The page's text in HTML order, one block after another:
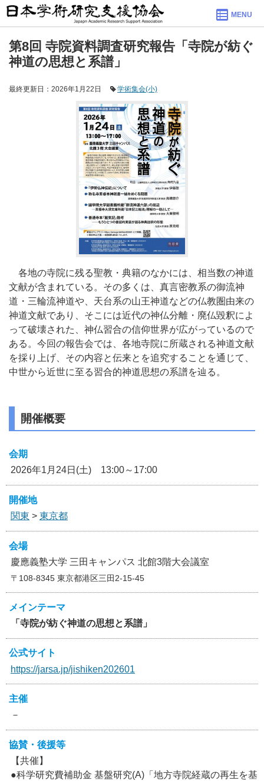
MENU
第8回 寺院資料調査研究報告「寺院が紡ぐ
神道の思想と系譜」
最終更新日：2026年1月22日 学術集会(小)
各地の寺院に残る聖教・典籍のなかには、相当数の神道
文献が含まれている。その多くは、真言密教系の御流神
道・三輪流神道や、天台系の山王神道などの仏教圏由来の
神道文献であり、そこには近代の神仏分離・廃仏毀釈によ
って破壊された、神仏習合の信仰世界が広がっているので
ある。今回の報告会では、各地寺院に所蔵される神道文献
を採り上げ、その内容と伝来とを追究することを通じて、
中世から近世に至る習合的神道思想の系譜を辿る。
開催概要
会期
2026年1月24日(土) 13:00～17:00
開催地
関東 > 東京都
会場
慶應義塾大学 三田キャンパス 北館3階大会議室
〒108-8345 東京都港区三田2-15-45
メインテーマ
「寺院が紡ぐ神道の思想と系譜」
公式サイト
https://jarsa.jp/jishiken202601
主催
－
協賛・後援等
【共催】
●科学研究費補助金 基盤研究(A)「地方寺院経蔵の再生を基